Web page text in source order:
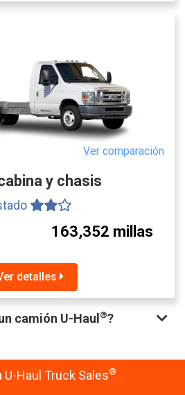
Ver comparación
y chasis
163,352 millas
detalles
camión U-Haul®?
U-Haul Truck Sales®